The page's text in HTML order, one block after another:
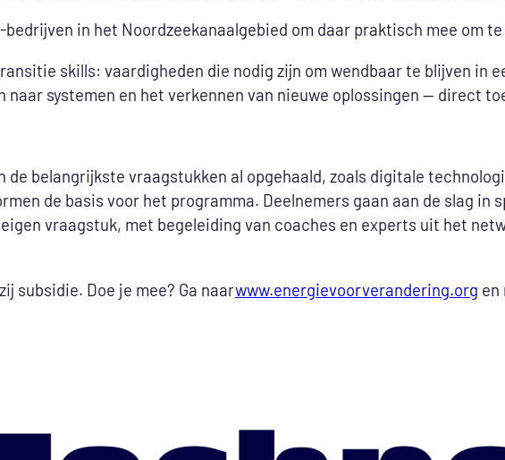
in het Noordzeekanaalgebied om daar praktisch mee om
skills: vaardigheden die nodig zijn om wendbaar te blijven in
naar systemen en het verkennen van nieuwe oplossingen — direct
de belangrijkste vraagstukken al opgehaald, zoals digitale
de basis voor het programma. Deelnemers gaan aan de slag in
vraagstuk, met begeleiding van coaches en experts uit het
subsidie. Doe je mee? Ga naarwww.energievoorverandering.org en